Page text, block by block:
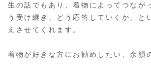
生の話でもあり、着物によってつなが
う受け継ぎ、どう応答していくか、と
えさせてくれます。
着物が好きな方にお勧めしたい、余韻